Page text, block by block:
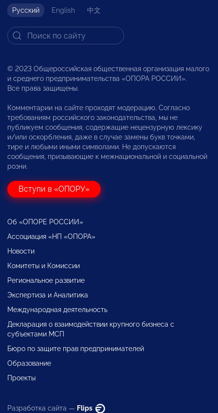
Русский English 中文
© 2023 Общероссийская общественная организация малого
и среднего предпринимательства «ОПОРА РОССИИ».
Все права защищены.
Комментарии на сайте проходят модерацию. Согласно
требованиям российского законодательства, мы не
публикуем сообщения, содержащие нецензурную лексику
и/или оскорбления, даже в случае замены букв точками,
тире и любыми иными символами. Не допускаются
сообщения, призывающие к межнациональной и социальной
розни.
Вступи в «ОПОРУ»
Об «ОПОРЕ РОССИИ»
Ассоциация «НП «ОПОРА»
Новости
Комитеты и Комиссии
Региональное развитие
Экспертиза и Аналитика
Международная деятельность
Декларация о взаимодействии крупного бизнеса с
субъектами МСП
Бюро по защите прав предпринимателей
Образование
Проекты
Разработка сайта — Flips